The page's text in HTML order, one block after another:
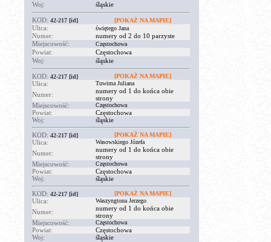
Woj:
śląskie
KOD: 42-217 [id] [POKAŻ NA MAPIE]
Ulica: świętego Jana
Numer:
numery od 2 do 10 parzyste
Miejscowość:
Częstochowa
Powiat:
Częstochowa
Woj:
śląskie
KOD: 42-217 [id] [POKAŻ NA MAPIE]
Ulica: Tuwima Juliana
Numer:
numery od 1 do końca obie
strony
Miejscowość:
Częstochowa
Powiat:
Częstochowa
Woj:
śląskie
KOD: 42-217 [id] [POKAŻ NA MAPIE]
Ulica: Wasowskiego Józefa
Numer:
numery od 1 do końca obie
strony
Miejscowość:
Częstochowa
Powiat:
Częstochowa
Woj:
śląskie
KOD: 42-217 [id] [POKAŻ NA MAPIE]
Ulica: Waszyngtona Jerzego
Numer:
numery od 1 do końca obie
strony
Miejscowość:
Częstochowa
Powiat:
Częstochowa
Woj:
śląskie